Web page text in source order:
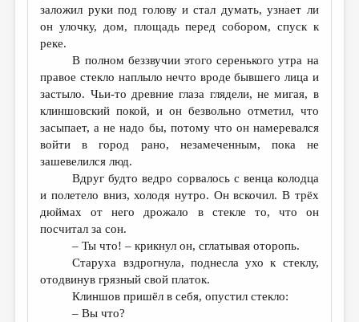
заложил руки под голову и стал думать, узнает ли
он улочку, дом, площадь перед собором, спуск к
реке.
В полном беззвучии этого серенького утра на
правое стекло наплыло нечто вроде бывшего лица и
застыло. Чьи-то древние глаза глядели, не мигая, в
клиншовский покой, и он безвольно отметил, что
засыпает, а не надо бы, потому что он намеревался
войти в город рано, незамеченным, пока не
зашевелился люд.
Вдруг будто ведро сорвалось с венца колодца
и полетело вниз, холодя нутро. Он вскочил. В трёх
дюймах от него дрожало в стекле то, что он
посчитал за сон.
– Ты что! – крикнул он, сглатывая оторопь.
Старуха вздрогнула, поднесла ухо к стеклу,
отодвинув грязный свой платок.
Клиншов пришёл в себя, опустил стекло:
– Вы что?